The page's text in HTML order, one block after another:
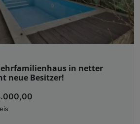
in netter
neue Besitzer!